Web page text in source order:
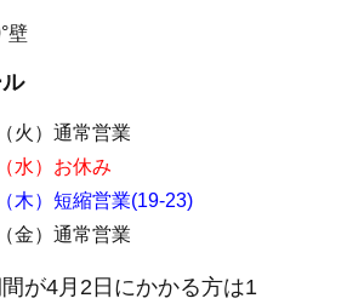
壁
火）通常営業
水）お休み
木）短縮営業(19-23)
金）通常営業
が4月2日にかかる方は1